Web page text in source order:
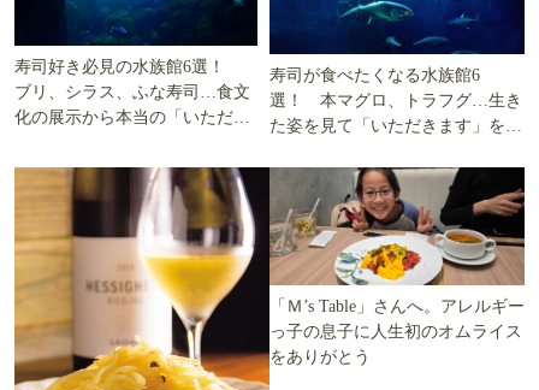
寿司好き必見の水族館6選！
ブリ、シラス、ふな寿司…食文
化の展示から本当の「いただき
寿司が食べたくなる水族館6
選！ 本マグロ、トラフグ…生き
た姿を見て「いただきます」を考
「Ｍ’s Table」さんへ。アレルギー
っ子の息子に人生初のオムライス
をありがとう